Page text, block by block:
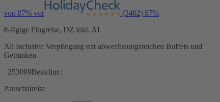
von 87% vor (3402) 87%
8-tägige Flugreise, DZ inkl. AI
All Inclusive Verpflegung mit abwechslungsreichen Buffets und
Getränken
253009Bestellnr.:
Pauschalreise